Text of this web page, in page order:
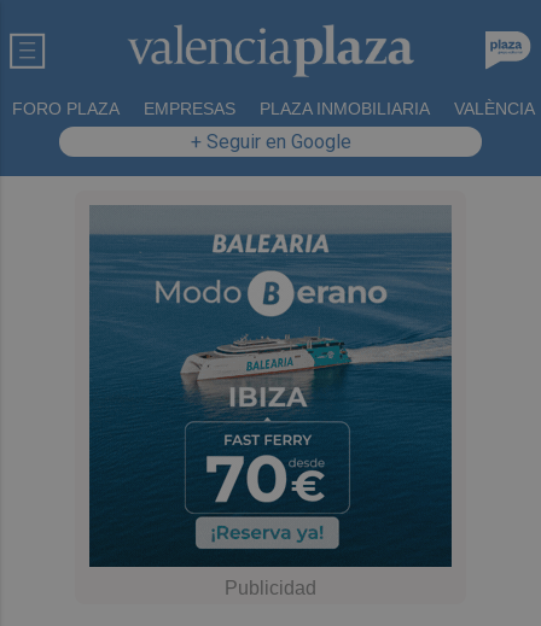
FORO PLAZA EMPRESAS PLAZA INMOBILIARIA VALÈNCIA
+ Seguir en Google